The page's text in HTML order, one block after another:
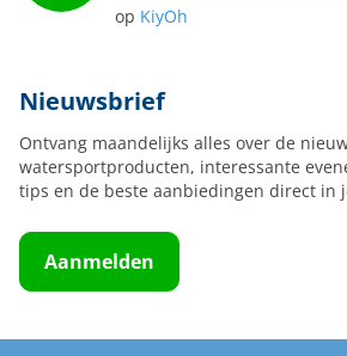
op KiyOh
Nieuwsbrief
Ontvang maandelijks alles over de
watersportproducten, interessante
tips en de beste aanbiedingen direct in
Aanmelden